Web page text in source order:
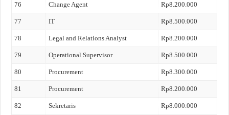
76 Change Agent Rp8.200.000
77 IT Rp8.500.000
78 Legal and Relations Analyst Rp8.200.000
79 Operational Supervisor Rp8.500.000
80 Procurement Rp8.300.000
81 Procurement Rp8.200.000
82 Sekretaris Rp8.000.000